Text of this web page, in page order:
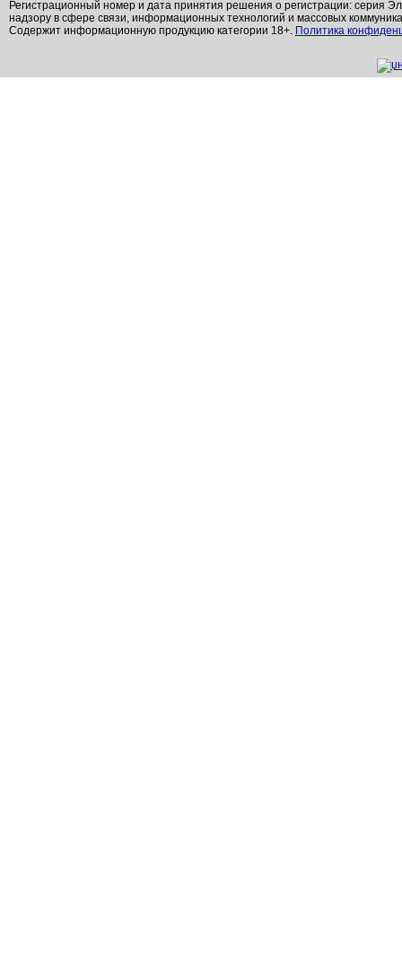
Регистрационный номер и дата принятия решения о регистрации: серия
надзору в сфере связи, информационных технологий и массовых
Содержит информационную продукцию категории 18+. Политика